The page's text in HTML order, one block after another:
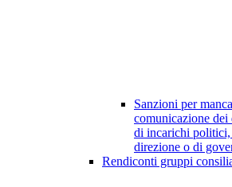
Sanzioni per
comunicazione dei
di incarichi
direzione o di
Rendiconti gruppi